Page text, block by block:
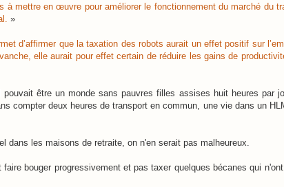
à mettre en œuvre pour améliorer le fonctionnement du marché du
»
d’affirmer que la taxation des robots aurait un effet positif sur
elle aurait pour effet certain de réduire les gains de
être un monde sans pauvres filles assises huit heures par
compter deux heures de transport en commun, une vie dans un
dans les maisons de retraite, on n'en serait pas malheureux.
bouger progressivement et pas taxer quelques bécanes qui